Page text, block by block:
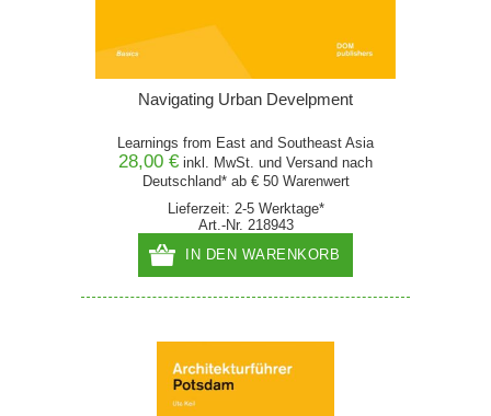
Navigating Urban Develpment
Learnings from East and Southeast Asia
28,00 € inkl. MwSt. und Versand nach
Deutschland* ab € 50 Warenwert
Lieferzeit: 2-5 Werktage*
Art.-Nr. 218943
IN DEN WARENKORB